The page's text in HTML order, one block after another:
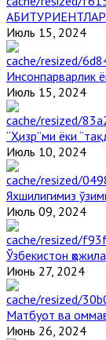
Июль 15, 2024
Инсонпарварлик
Июль 15, 2024
“Ҳизр”ми ёки
Июль 10, 2024
Яхшилигимиз
Июль 09, 2024
Ўзбекистон
Июнь 27, 2024
Матбуот ва
Июнь 26, 2024